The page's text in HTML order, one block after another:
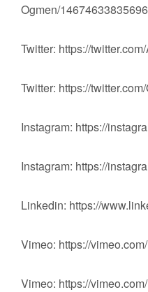
Ogmen/
Twitter: https://
Twitter: https://
Instagram: https://
Instagram: https://
Linkedin: https://
Vimeo: https://
Vimeo: https://